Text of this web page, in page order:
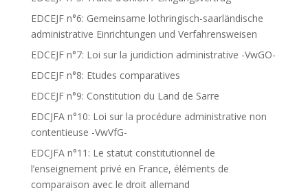
EDCEJF n°6: Gemeinsame lothringisch-saarländische
administrative Einrichtungen und Verfahrensweisen
EDCEJF n°7: Loi sur la juridiction administrative -VwGO-
EDCEJF n°8: Etudes comparatives
EDCEJF n°9: Constitution du Land de Sarre
EDCJFA n°10: Loi sur la procédure administrative non
contentieuse -VwVfG-
EDCJFA n°11: Le statut constitutionnel de
l’enseignement privé en France, éléments de
comparaison avec le droit allemand